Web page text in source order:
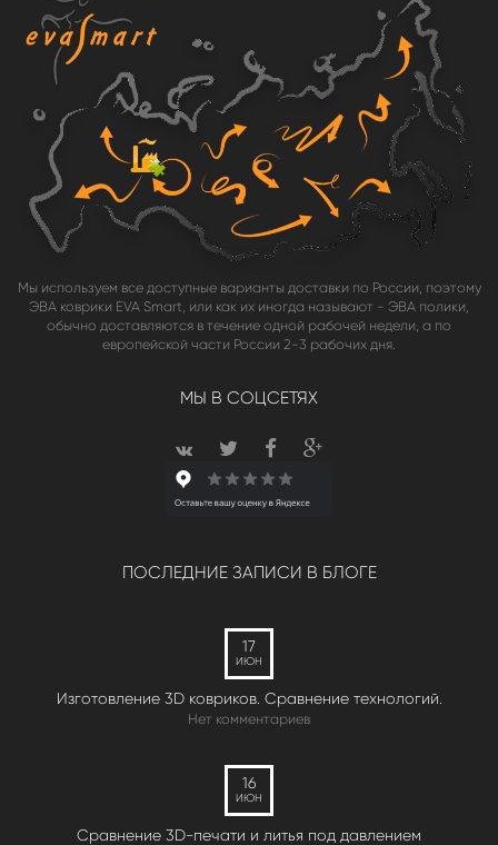
Мы используем все доступные варианты доставки по России, поэтому
ЭВА коврики EVA Smart, или как их иногда называют - ЭВА полики,
обычно доставляются в течение одной рабочей недели, а по
европейской части России 2-3 рабочих дня.
МЫ В СОЦСЕТЯХ
ПОСЛЕДНИЕ ЗАПИСИ В БЛОГЕ
17
ИЮН
Изготовление 3D ковриков. Сравнение технологий.
Нет комментариев
16
ИЮН
Сравнение 3D-печати и литья под давлением